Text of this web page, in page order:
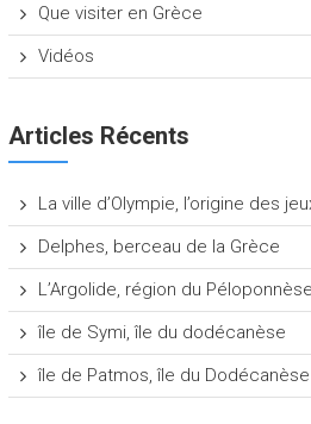
Que visiter en Grèce
Vidéos
Articles Récents
La ville d’Olympie, l’origine des
Delphes, berceau de la Grèce
L’Argolide, région du Péloponnèse
île de Symi, île du dodécanèse
île de Patmos, île du Dodécanèse